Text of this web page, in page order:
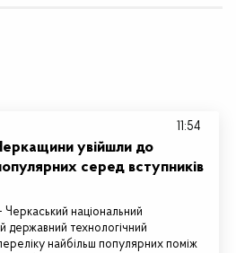
увійшли до
серед вступників
Черкаський національний
державний технологічний
найбільш популярних поміж
11:54